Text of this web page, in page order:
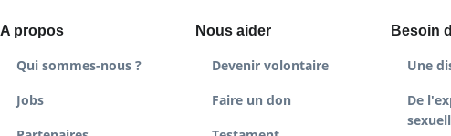
A propos
Qui sommes-nous ?
Jobs
Nous aider
Devenir volontaire
Faire un don
Besoin
Une
De